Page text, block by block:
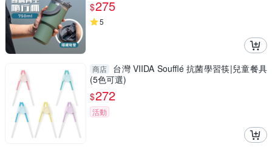
$275
5
商店
台灣 VIIDA Soufflé 抗菌學習筷|兒童餐具
(5色可選)
$272
活動